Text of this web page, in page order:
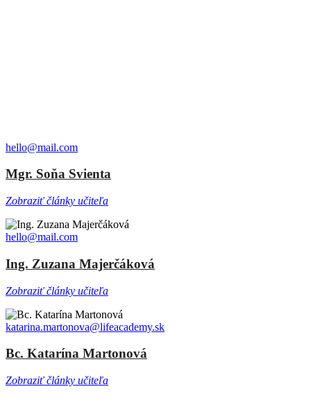
hello@mail.com
Mgr. Soňa Svienta
Zobraziť články učiteľa
hello@mail.com
Ing. Zuzana Majerčáková
Zobraziť články učiteľa
katarina.martonova@lifeacademy.sk
Bc. Katarína Martonová
Zobraziť články učiteľa